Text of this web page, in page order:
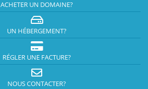
ACHETER UN DOMAINE?
UN HÉBERGEMENT?
RÉGLER UNE FACTURE?
NOUS CONTACTER?